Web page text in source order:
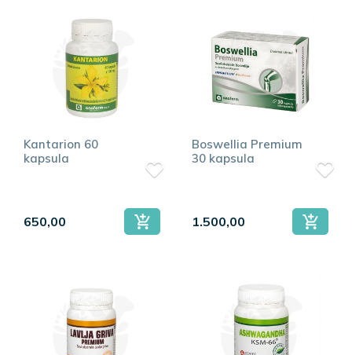
Kantarion 60
kapsula
650,00
Boswellia Premium
30 kapsula
1.500,00